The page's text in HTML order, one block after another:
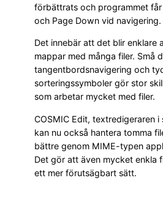
förbättrats och programmet
och Page Down vid navigering.
Det innebär att det blir enklare
mappar med många filer. Små
tangentbordsnavigering och
sorteringssymboler gör stor
som arbetar mycket med filer.
COSMIC Edit, textredigeraren i
kan nu också hantera tomma
bättre genom MIME-typen
Det gör att även mycket enkla
ett mer förutsägbart sätt.